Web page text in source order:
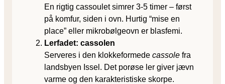
En rigtig cassoulet simrer 3-5 timer – først
på komfur, siden i ovn. Hurtig “mise en
place” eller mikrobølgeovn er blasfemi.
Lerfadet: cassolen
Serveres i den klokkeformede cassole fra
landsbyen Issel. Det porøse ler giver jævn
varme og den karakteristiske skorpe.